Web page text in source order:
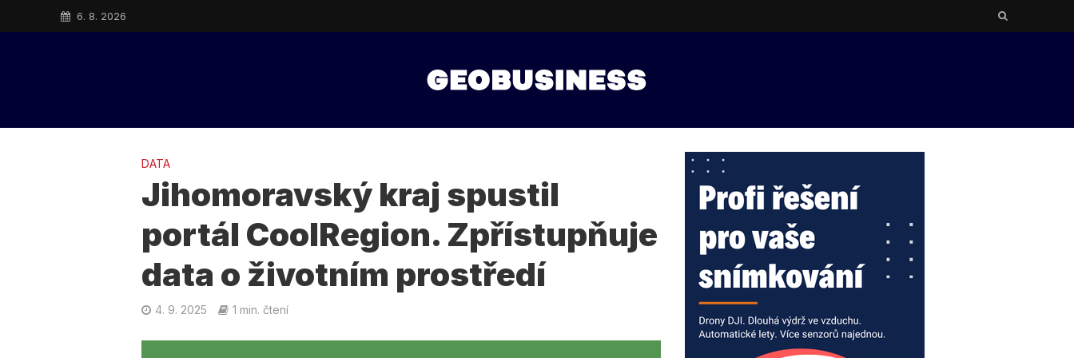
6. 8. 2026
DATA
Jihomoravský kraj spustil
portál CoolRegion. Zpřístupňuje
data o životním prostředí
4. 9. 2025 1 min. čtení